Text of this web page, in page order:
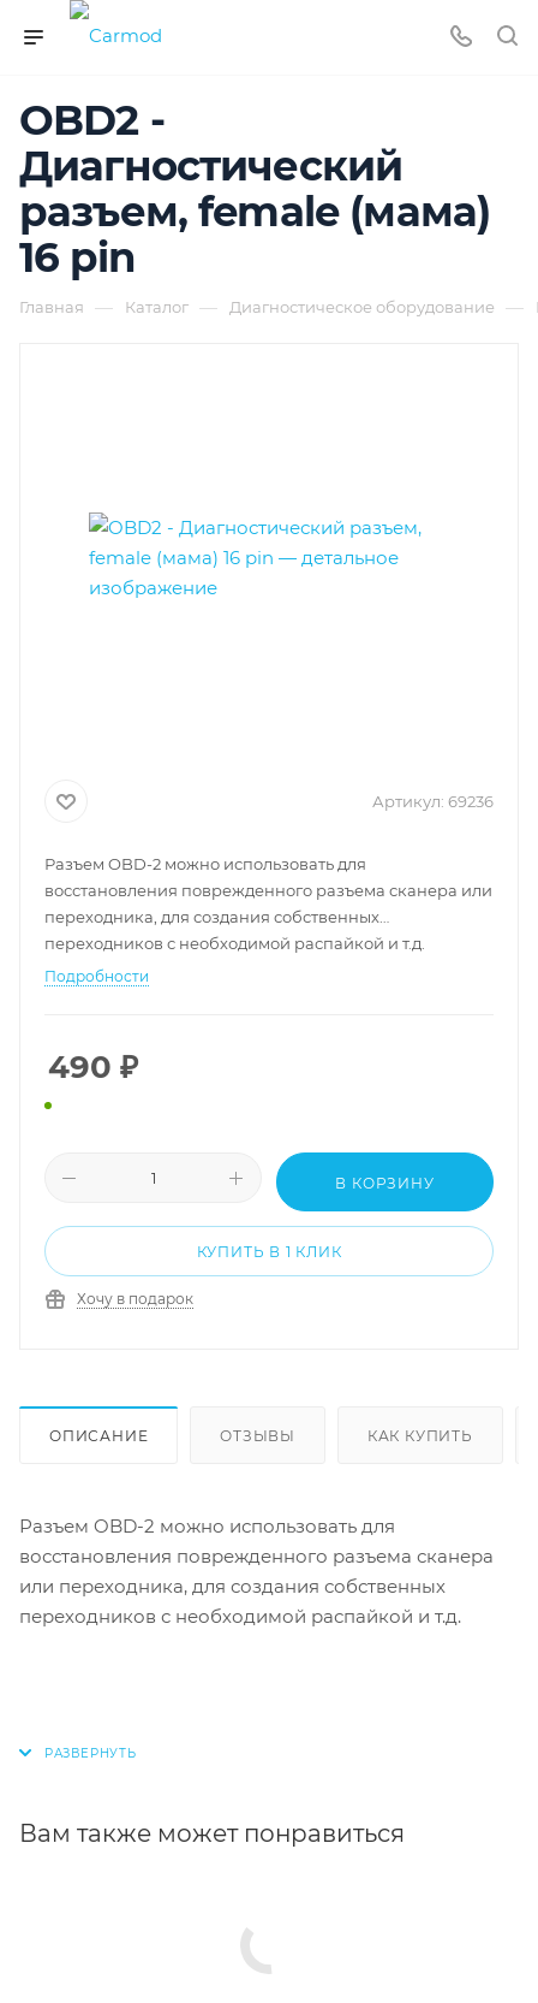
OBD2 -
Диагностический
разъем, female (мама)
16 pin
Главная — Каталог — Диагностическое оборудование —
Артикул: 69236
Разъем OBD-2 можно использовать для
восстановления поврежденного разъема сканера или
переходника, для создания собственных
переходников с необходимой распайкой и т.д.
Подробности
490 ₽
В КОРЗИНУ
КУПИТЬ В 1 КЛИК
Хочу в подарок
ОПИСАНИЕ ОТЗЫВЫ КАК КУПИТЬ
Разъем OBD-2 можно использовать для
восстановления поврежденного разъема сканера
или переходника, для создания собственных
переходников с необходимой распайкой и т.д.
Вам также может понравиться